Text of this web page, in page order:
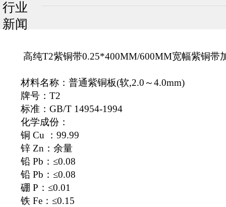
行业
新闻
高纯T2紫铜带0.25*400MM/600MM宽幅紫铜带
材料名称：普通紫铜板(软,2.0～4.0mm)
牌号：T2
标准：GB/T 14954-1994
化学成份：
铜 Cu ：99.99
锌 Zn：余量
铅 Pb：≤0.08
铅 Pb：≤0.08
硼 P：≤0.01
铁 Fe：≤0.15